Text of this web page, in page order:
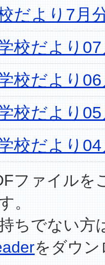
だより7月
校だより
校だより
校だより
校だより
ファイルを
。
ちでない方
をダウ